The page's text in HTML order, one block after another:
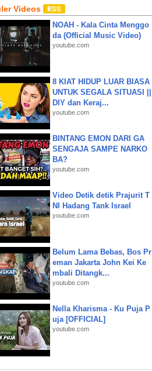
Videos
NOAH - Kala Cinta Menggo
da (Official Music Video)
youtube.com
8 KIAT HIDUP LUAR BIASA
UNTUK SEGALA SITUASI ||
DIY dan Keraj...
youtube.com
BINTANG EMON DARI GA
SENGAJA SAMPE NARKO
BA?
youtube.com
Video Detik detik Prajurit T
NI Hadang Tank Israel
youtube.com
Belum Lama Bebas, Bos Pr
eman Jakarta John Kei Ke
mbali Ditangk...
youtube.com
Nella Kharisma - Ku Puja P
uja [OFFICIAL]
youtube.com